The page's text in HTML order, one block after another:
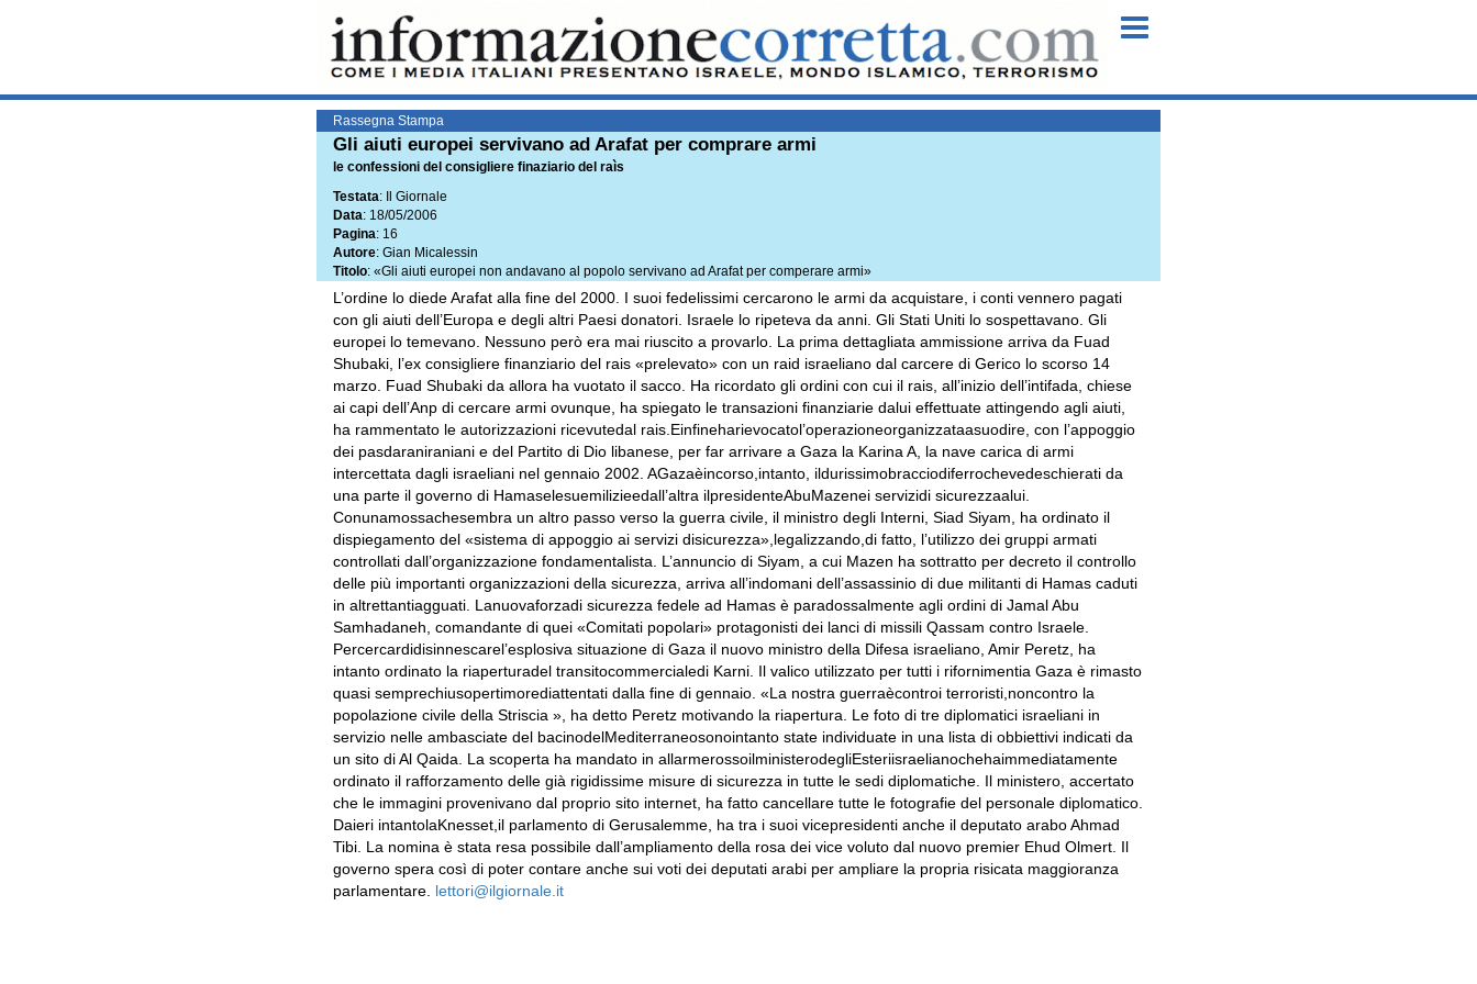
Menu
Rassegna Stampa
Gli aiuti europei servivano ad Arafat per comprare armi
le confessioni del consigliere finaziario del raìs
Testata: Il Giornale
Data: 18/05/2006
Pagina: 16
Autore: Gian Micalessin
Titolo: «Gli aiuti europei non andavano al popolo servivano ad Arafat per comperare armi»
L’ordine lo diede Arafat alla fine del 2000. I suoi fedelissimi cercarono le armi da acquistare, i conti vennero pagati
con gli aiuti dell’Europa e degli altri Paesi donatori. Israele lo ripeteva da anni. Gli Stati Uniti lo sospettavano. Gli
europei lo temevano. Nessuno però era mai riuscito a provarlo. La prima dettagliata ammissione arriva da Fuad
Shubaki, l’ex consigliere finanziario del rais «prelevato» con un raid israeliano dal carcere di Gerico lo scorso 14
marzo. Fuad Shubaki da allora ha vuotato il sacco. Ha ricordato gli ordini con cui il rais, all’inizio dell’intifada, chiese
ai capi dell’Anp di cercare armi ovunque, ha spiegato le transazioni finanziarie dalui effettuate attingendo agli aiuti,
ha rammentato le autorizzazioni ricevutedal rais.Einfineharievocatol’operazioneorganizzataasuodire, con l’appoggio
dei pasdaraniraniani e del Partito di Dio libanese, per far arrivare a Gaza la Karina A, la nave carica di armi
intercettata dagli israeliani nel gennaio 2002. AGazaèincorso,intanto, ildurissimobracciodiferrochevedeschierati da
una parte il governo di Hamaselesuemilizieedall’altra ilpresidenteAbuMazenei servizidi sicurezzaalui.
Conunamossachesembra un altro passo verso la guerra civile, il ministro degli Interni, Siad Siyam, ha ordinato il
dispiegamento del «sistema di appoggio ai servizi disicurezza»,legalizzando,di fatto, l’utilizzo dei gruppi armati
controllati dall’organizzazione fondamentalista. L’annuncio di Siyam, a cui Mazen ha sottratto per decreto il controllo
delle più importanti organizzazioni della sicurezza, arriva all’indomani dell’assassinio di due militanti di Hamas caduti
in altrettantiagguati. Lanuovaforzadi sicurezza fedele ad Hamas è paradossalmente agli ordini di Jamal Abu
Samhadaneh, comandante di quei «Comitati popolari» protagonisti dei lanci di missili Qassam contro Israele.
Percercardidisinnescarel’esplosiva situazione di Gaza il nuovo ministro della Difesa israeliano, Amir Peretz, ha
intanto ordinato la riaperturadel transitocommercialedi Karni. Il valico utilizzato per tutti i rifornimentia Gaza è rimasto
quasi semprechiusopertimorediattentati dalla fine di gennaio. «La nostra guerraècontroi terroristi,noncontro la
popolazione civile della Striscia », ha detto Peretz motivando la riapertura. Le foto di tre diplomatici israeliani in
servizio nelle ambasciate del bacinodelMediterraneosonointanto state individuate in una lista di obbiettivi indicati da
un sito di Al Qaida. La scoperta ha mandato in allarmerossoilministerodegliEsteriisraelianochehaimmediatamente
ordinato il rafforzamento delle già rigidissime misure di sicurezza in tutte le sedi diplomatiche. Il ministero, accertato
che le immagini provenivano dal proprio sito internet, ha fatto cancellare tutte le fotografie del personale diplomatico.
Daieri intantolaKnesset,il parlamento di Gerusalemme, ha tra i suoi vicepresidenti anche il deputato arabo Ahmad
Tibi. La nomina è stata resa possibile dall’ampliamento della rosa dei vice voluto dal nuovo premier Ehud Olmert. Il
governo spera così di poter contare anche sui voti dei deputati arabi per ampliare la propria risicata maggioranza
parlamentare. lettori@ilgiornale.it